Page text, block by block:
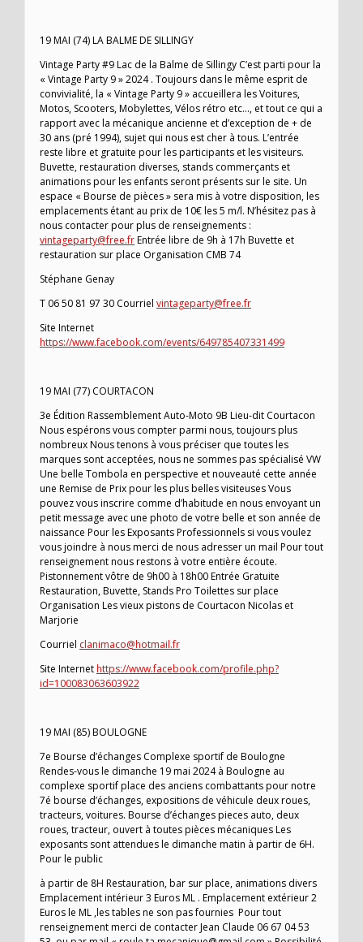
19 MAI (74) LA BALME DE SILLINGY
Vintage Party #9 Lac de la Balme de Sillingy C’est parti pour la
« Vintage Party 9 » 2024 . Toujours dans le même esprit de
convivialité, la « Vintage Party 9 » accueillera les Voitures,
Motos, Scooters, Mobylettes, Vélos rétro etc…, et tout ce qui a
rapport avec la mécanique ancienne et d’exception de + de
30 ans (pré 1994), sujet qui nous est cher à tous. L’entrée
reste libre et gratuite pour les participants et les visiteurs.
Buvette, restauration diverses, stands commerçants et
animations pour les enfants seront présents sur le site. Un
espace « Bourse de pièces » sera mis à votre disposition, les
emplacements étant au prix de 10€ les 5 m/l. N’hésitez pas à
nous contacter pour plus de renseignements :
vintageparty@free.frEntrée libre de 9h à 17h Buvette et
restauration sur place Organisation CMB 74
Stéphane Genay
T 06 50 81 97 30 Courriel vintageparty@free.fr
Site Internet
https://www.facebook.com/events/649785407331499
19 MAI (77) COURTACON
3e Édition Rassemblement Auto-Moto 9B Lieu-dit Courtacon
Nous espérons vous compter parmi nous, toujours plus
nombreux Nous tenons à vous préciser que toutes les
marques sont acceptées, nous ne sommes pas spécialisé VW
Une belle Tombola en perspective et nouveauté cette année
une Remise de Prix pour les plus belles visiteuses Vous
pouvez vous inscrire comme d’habitude en nous envoyant un
petit message avec une photo de votre belle et son année de
naissance Pour les Exposants Professionnels si vous voulez
vous joindre à nous merci de nous adresser un mail Pour tout
renseignement nous restons à votre entière écoute.
Pistonnement vôtre de 9h00 à 18h00 Entrée Gratuite
Restauration, Buvette, Stands Pro Toilettes sur place
Organisation Les vieux pistons de Courtacon Nicolas et
Marjorie
Courriel clanimaco@hotmail.fr
Site Internethttps://www.facebook.com/profile.php?
id=100083063603922
19 MAI (85) BOULOGNE
7e Bourse d’échanges Complexe sportif de Boulogne
Rendes-vous le dimanche 19 mai 2024 à Boulogne au
complexe sportif place des anciens combattants pour notre
7é bourse d’échanges, expositions de véhicule deux roues,
tracteurs, voitures. Bourse d’échanges pieces auto, deux
roues, tracteur, ouvert à toutes pièces mécaniques Les
exposants sont attendues le dimanche matin à partir de 6H.
Pour le public
à partir de 8H Restauration, bar sur place, animations divers
Emplacement intérieur 3 Euros ML . Emplacement extérieur 2
Euros le ML ,les tables ne son pas fournies Pour tout
renseignement merci de contacter Jean Claude 06 67 04 53